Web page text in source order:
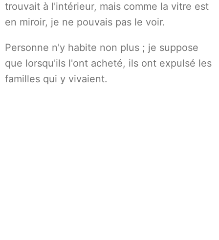
trouvait à l'intérieur, mais comme la vitre est
en miroir, je ne pouvais pas le voir.
Personne n'y habite non plus ; je suppose
que lorsqu'ils l'ont acheté, ils ont expulsé les
familles qui y vivaient.